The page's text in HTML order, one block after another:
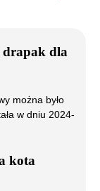
dla
można było
w dniu 2024-
kota